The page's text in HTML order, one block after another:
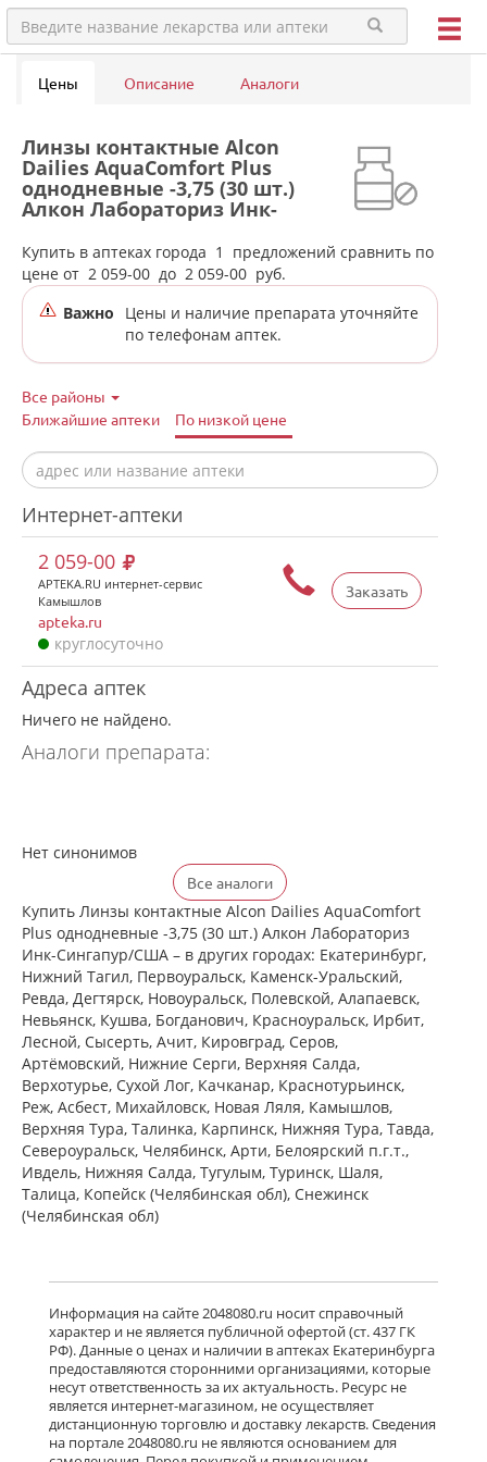
Цены Описание Аналоги
Линзы контактные Alcon
Dailies AquaComfort Plus
однодневные -3,75 (30 шт.)
Алкон Лабораториз Инк-
Сингапур/США в аптеках
города Камышлова
Купить в аптеках города 1
предложений сравнить по
цене от 2 059-00 до 2 059-00 руб.
Важно
Цены и наличие препарата уточняйте
по телефонам аптек.
Все районы
Ближайшие аптеки
По низкой цене
Интернет-аптеки
Заказать
2 059-00
APTEKA.RU интернет-сервис
Камышлов
apteka.ru
круглосуточно
Адреса аптек
Ничего не найдено.
Аналоги препарата:
Нет синонимов
Все аналоги
Купить Линзы контактные Alcon Dailies AquaComfort
Plus однодневные -3,75 (30 шт.) Алкон Лабораториз
Инк-Сингапур/США – в других городах: Екатеринбург,
Нижний Тагил, Первоуральск, Каменск-Уральский,
Ревда, Дегтярск, Новоуральск, Полевской, Алапаевск,
Невьянск, Кушва, Богданович, Красноуральск, Ирбит,
Лесной, Сысерть, Ачит, Кировград, Серов,
Артёмовский, Нижние Cерги, Верхняя Салда,
Верхотурье, Сухой Лог, Качканар, Краснотурьинск,
Реж, Асбест, Михайловск, Новая Ляля, Камышлов,
Верхняя Тура, Талинка, Карпинск, Нижняя Тура, Тавда,
Североуральск, Челябинск, Арти, Белоярский п.г.т.,
Ивдель, Нижняя Салда, Тугулым, Туринск, Шаля,
Талица, Копейск (Челябинская обл), Снежинск
(Челябинская обл)
Информация на сайте 2048080.ru носит справочный
характер и не является публичной офертой (ст. 437 ГК
РФ). Данные о ценах и наличии в аптеках Екатеринбурга
предоставляются сторонними организациями, которые
несут ответственность за их актуальность. Ресурс не
является интернет-магазином, не осуществляет
дистанционную торговлю и доставку лекарств. Сведения
на портале 2048080.ru не являются основанием для